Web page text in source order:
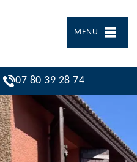
MENU
07 80 39 28 74